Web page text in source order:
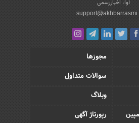
آوا، اخباررسمی
مجوزها
سوالات متداول
وبلاگ
رپورتاژ آگهی